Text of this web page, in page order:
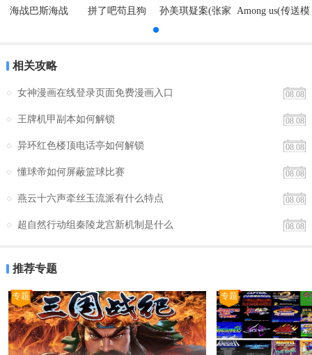
降低Rank的方法：
1、降低火力等级。火力等级降低至第2级甚至更低会明显降低难度。
2、死亡。加分道具设定，钱币不断旋转，面积决定分值大小，正面完
疯狂寻找妹妹的搞笑武士。但战斗力是极强的，普通攻击和炸弹攻击
彩京战国之刃无限命版点评
1、一款非常不错的金手指hack版本游戏。
2、玩家选定的角色默认无限命，倒地可以立刻复活。
海战巴斯海战 拼了吧苟且狗
孙美琪疑案(张家 Among us(传送模
相关攻略
08.08
女神漫画在线登录页面免费漫画入口
08.08
王牌机甲副本如何解锁
08.08
异环红色楼顶电话亭如何解锁
08.08
懂球帝如何屏蔽篮球比赛
08.08
燕云十六声牵丝玉流派有什么特点
08.08
超自然行动组秦陵龙宫新机制是什么
推荐专题
专题 专题